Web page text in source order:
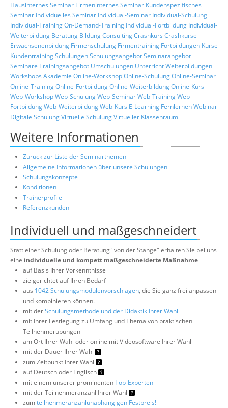
Hausinternes Seminar Firmeninternes Seminar Kundenspezifisches
Seminar Individuelles Seminar Individual-Seminar Individual-Schulung
Individual-TrainingOn-Demand-Training Individual-Fortbildung Individual-
Weiterbildung Beratung BildungConsultingCrashkurs Crashkurse
Erwachsenenbildung Firmenschulung Firmentraining Fortbildungen Kurse
KundentrainingSchulungenSchulungsangebotSeminarangebot
Seminare Trainingsangebot Umschulungen UnterrichtWeiterbildungen
Workshops Akademie Online-WorkshopOnline-SchulungOnline-Seminar
Online-TrainingOnline-FortbildungOnline-WeiterbildungOnline-Kurs
Web-WorkshopWeb-SchulungWeb-SeminarWeb-TrainingWeb-
FortbildungWeb-WeiterbildungWeb-Kurs E-Learning FernlernenWebinar
Digitale SchulungVirtuelle SchulungVirtueller Klassenraum
Weitere Informationen
Zurück zur Liste der Seminarthemen
Allgemeine Informationen über unsere Schulungen
Schulungskonzepte
Konditionen
Trainerprofile
Referenzkunden
Individuell und maßgeschneidert
Statt einer Schulung oder Beratung "von der Stange" erhalten Sie bei uns
eine individuelle und kompett maßgeschneiderte Maßnahme
auf Basis Ihrer Vorkenntnisse
zielgerichtet auf Ihren Bedarf
aus 1042 Schulungsmodulenvorschlägen, die Sie ganz frei anpassen
und kombinieren können.
mit derSchulungsmethode und der Didaktik Ihrer Wahl
mit Ihrer Festlegung zu Umfang und Thema von praktischen
Teilnehmerübungen
am Ort Ihrer Wahl oder online mit Videosoftware Ihrer Wahl
mit der Dauer Ihrer Wahl
zum Zeitpunkt Ihrer Wahl
auf Deutsch oder Englisch
mit einem unserer prominentenTop-Experten
mit der Teilnehmeranzahl Ihrer Wahl
zumteilnehmeranzahlunabhängigen Festpreis!